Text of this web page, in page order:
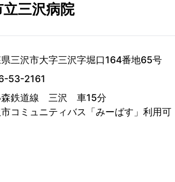
三沢病院
三沢市大字三沢字堀口164番地65号
53-2161
森鉄道線 三沢 車15分
コミュニティバス「みーばす」利用可